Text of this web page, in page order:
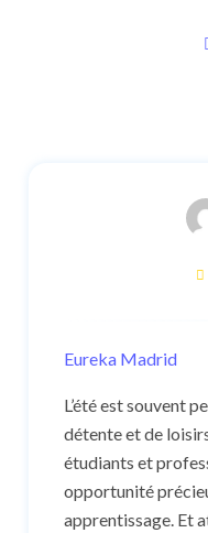
Eureka Madrid
L’été est souvent
détente et de
étudiants et
opportunité
apprentissage. Et